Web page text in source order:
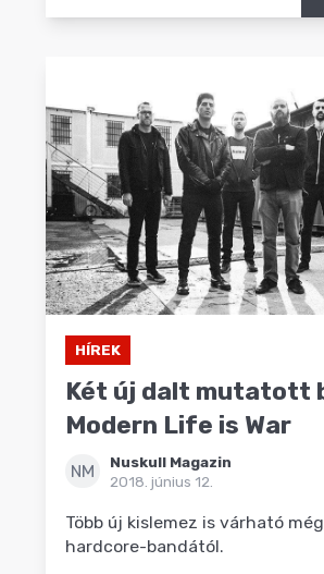
HÍREK
Két új dalt mutatott
Modern Life is War
NM
Nuskull Magazin
2018. június 12.
Több új kislemez is várható
hardcore-bandától.